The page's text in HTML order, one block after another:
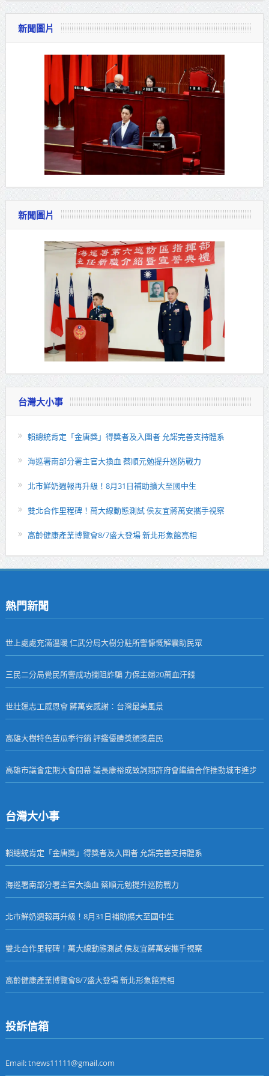
新聞圖片
新聞圖片
台灣大小事
賴總統肯定「金唐獎」得獎者及入圍者 允諾完善支持體系
海巡署南部分署主官大換血 蔡順元勉提升巡防戰力
北市鮮奶週報再升級！8月31日補助擴大至國中生
雙北合作里程碑！萬大線動態測試 侯友宜蔣萬安攜手視察
高齡健康產業博覽會8/7盛大登場 新北形象館亮相
熱門新聞
世上處處充滿溫暖 仁武分局大樹分駐所警慷慨解囊助民眾
三民二分局覺民所警成功攔阻詐騙 力保主婦20萬血汗錢
世壯運志工感恩會 蔣萬安感謝：台灣最美風景
高雄大樹特色苦瓜季行銷 評鑑優勝獎頒獎農民
高雄市議會定期大會開幕 議長康裕成致詞期許府會繼續合作推動城市進步
台灣大小事
賴總統肯定「金唐獎」得獎者及入圍者 允諾完善支持體系
海巡署南部分署主官大換血 蔡順元勉提升巡防戰力
北市鮮奶週報再升級！8月31日補助擴大至國中生
雙北合作里程碑！萬大線動態測試 侯友宜蔣萬安攜手視察
高齡健康產業博覽會8/7盛大登場 新北形象館亮相
投訴信箱
Email: tnews11111@gmail.com